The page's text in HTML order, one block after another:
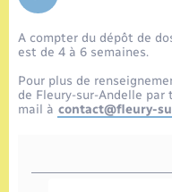
Etat-civil - Papiers -
Etat civil
Mariage – PACS
Logement -
Transports scolaires
Travaux -
public
Compétences
Plan interactif
A compter du dépôt de
est de 4 à 6 semaines.
Pour plus de
de Fleury-sur-Andelle par
mail à contact@fleury-